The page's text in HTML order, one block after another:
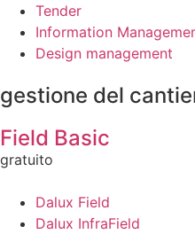
Tender
Information
Design management
gestione del
Field Basic
gratuito
Dalux Field
Dalux InfraField